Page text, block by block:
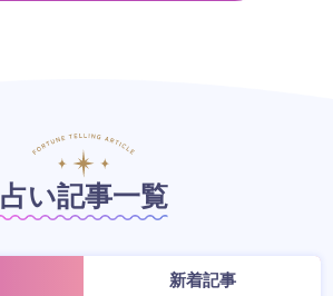
占い記事一覧
新着記事